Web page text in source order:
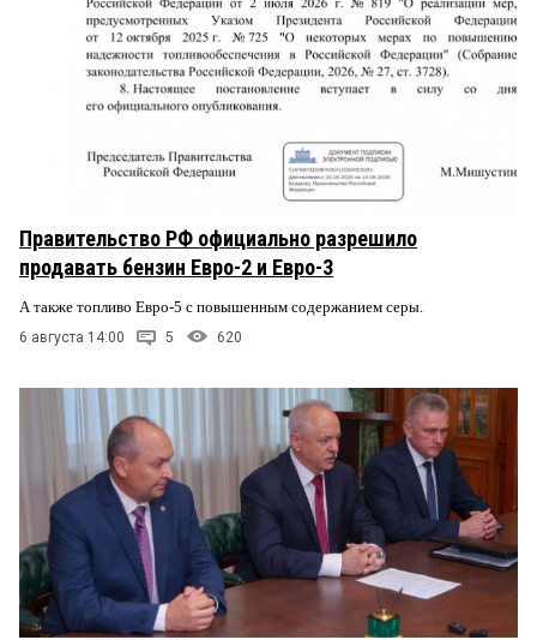
Правительство РФ официально разрешило
продавать бензин Евро-2 и Евро-3
А также топливо Евро-5 с повышенным содержанием серы.
6 августа 14:00 5 620